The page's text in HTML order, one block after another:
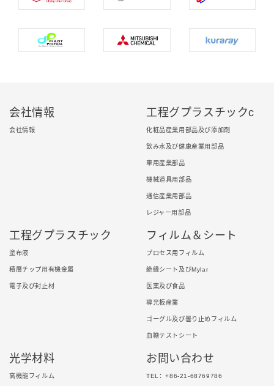
会社情報
会社情報
工程グプラスチックc
化粧品産業用部品及び添加剤
飲み水及び健康産業用部品
車用産業部品
機械道具用部品
通信産業用部品
レジャー用部品
工程グプラスチック
塗布液
積層チップ用有機金属
電子及び封止材
フィルム＆シート
プロセス用フィルム
絶縁シート及びMylar
医薬及び食品
導光板産業
ゴーグル及び曇り止めフィルム
血糖テストシート
光学材料
高機能フィルム
お問い合わせ
TEL：+86-21-68769786